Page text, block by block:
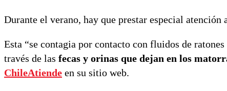
Durante el verano, hay que prestar especial atención
Esta “se contagia por contacto con fluidos de
través de las fecas y orinas que dejan en los
ChileAtiende en su sitio web.